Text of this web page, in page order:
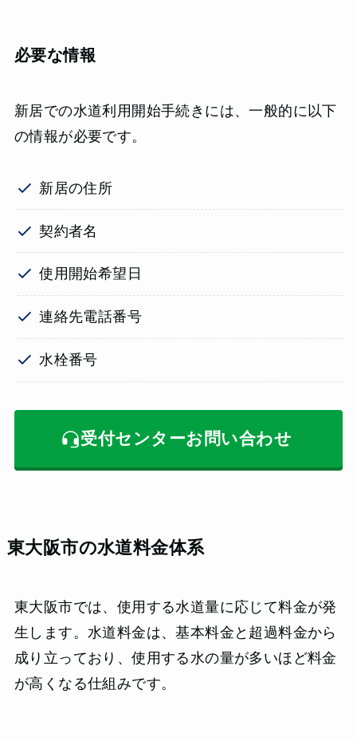
必要な情報
新居での水道利用開始手続きには、一般的に以下
の情報が必要です。
新居の住所
契約者名
使用開始希望日
連絡先電話番号
水栓番号
受付センターお問い合わせ
東大阪市の水道料金体系
東大阪市では、使用する水道量に応じて料金が発
生します。水道料金は、基本料金と超過料金から
成り立っており、使用する水の量が多いほど料金
が高くなる仕組みです。